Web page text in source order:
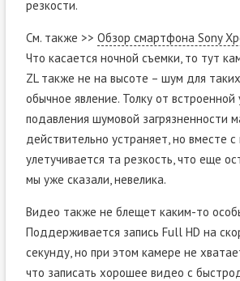
резкости.
См. также >> Обзор смартфона Sony
Что касается ночной съемки, то тут
ZL также не на высоте – шум для
обычное явление. Толку от встроенной
подавления шумовой загрязненности
действительно устраняет, но вместе с
улетучивается та резкость, что еще
мы уже сказали, невелика.
Видео также не блещет каким-то
Поддерживается запись Full HD на
секунду, но при этом камере не
что записать хорошее видео с